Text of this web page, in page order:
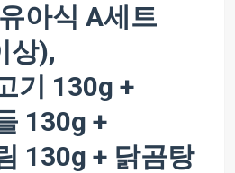
아식 A세트
상),
기 130g +
130g +
130g + 닭곰탕